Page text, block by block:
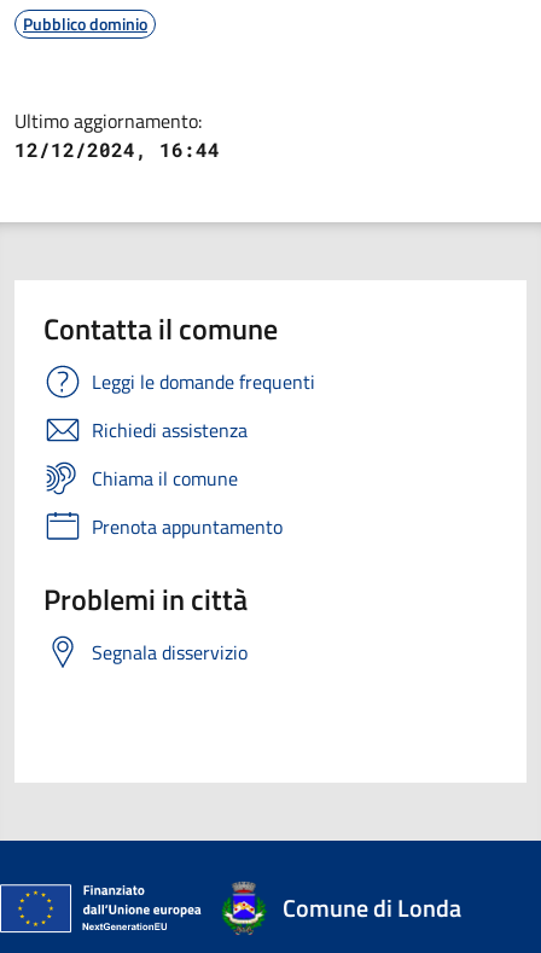
Pubblico dominio
Ultimo aggiornamento:
12/12/2024, 16:44
Contatta il comune
Leggi le domande frequenti
Richiedi assistenza
Chiama il comune
Prenota appuntamento
Problemi in città
Segnala disservizio
Comune di Londa